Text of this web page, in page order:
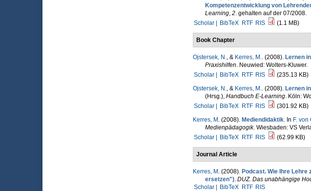
Kompetenzentwicklung von
Learning, 2. gehalten auf der 07/2008.
Scholar |
BibTeX RTF RIS (1.1 MB)
Book Chapter
Ojstersek, N., & Kerres, M.. (2008). Lernen
Praxishilfen. Neuwied: Wolters-Kluwer.
Scholar |
BibTeX RTF RIS
(235.13 KB)
Ojstersek, N., & Kerres, M.. (2008). Lernen
(Hrsg.), Handbuch E-Learning. Köln:
Scholar |
BibTeX RTF RIS
(301.92 KB)
Kerres, M . (2008). Mediendidaktik. In F. von
Medienpädagogik. Wiesbaden: VS
Scholar |
BibTeX RTF RIS (62.99 KB)
Journal Article
Kerres, M . (2008). Podcast. Wie Ihre
ersetzen"). DUZ. Das unabhängige
Scholar |
BibTeX RTF RIS